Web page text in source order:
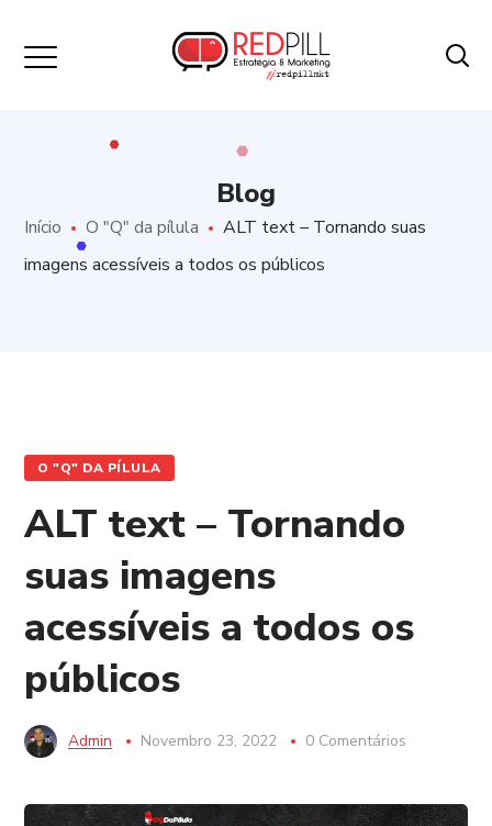
Blog
Início O "Q" da pílula
ALT text – Tornando suas
imagens acessíveis a todos os públicos
O "Q" DA PÍLULA
ALT text – Tornando
suas imagens
acessíveis a todos os
públicos
Admin Novembro 23, 2022 0 Comentários